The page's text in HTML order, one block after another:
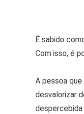
É sabido
Com isso, é
A pessoa
desvalorizar
despercebida